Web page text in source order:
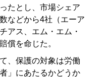
たとし、市場シェア
などから4社（エーア
アス、エム・エム・
償を命じた。
、保護の対象は労働
」にあたるかどうか